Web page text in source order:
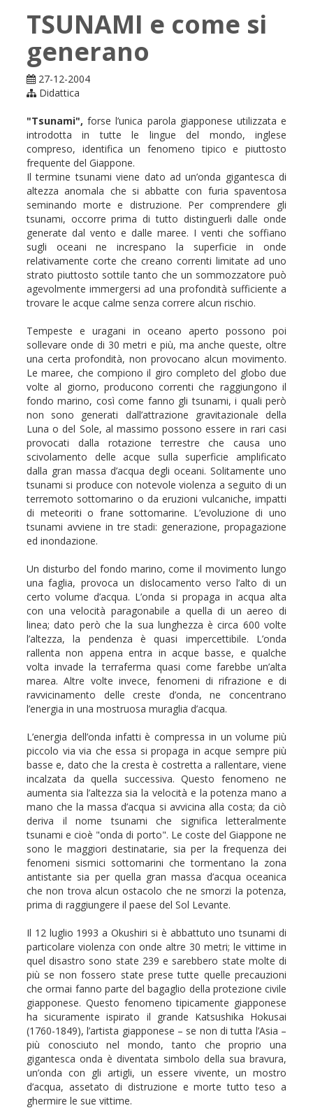
TSUNAMI e come si
generano
27-12-2004
Didattica
"Tsunami", forse l’unica parola giapponese utilizzata e
introdotta in tutte le lingue del mondo, inglese
compreso, identifica un fenomeno tipico e piuttosto
frequente del Giappone.
Il termine tsunami viene dato ad un’onda gigantesca di
altezza anomala che si abbatte con furia spaventosa
seminando morte e distruzione. Per comprendere gli
tsunami, occorre prima di tutto distinguerli dalle onde
generate dal vento e dalle maree. I venti che soffiano
sugli oceani ne increspano la superficie in onde
relativamente corte che creano correnti limitate ad uno
strato piuttosto sottile tanto che un sommozzatore può
agevolmente immergersi ad una profondità sufficiente a
trovare le acque calme senza correre alcun rischio.
Tempeste e uragani in oceano aperto possono poi
sollevare onde di 30 metri e più, ma anche queste, oltre
una certa profondità, non provocano alcun movimento.
Le maree, che compiono il giro completo del globo due
volte al giorno, producono correnti che raggiungono il
fondo marino, così come fanno gli tsunami, i quali però
non sono generati dall’attrazione gravitazionale della
Luna o del Sole, al massimo possono essere in rari casi
provocati dalla rotazione terrestre che causa uno
scivolamento delle acque sulla superficie amplificato
dalla gran massa d’acqua degli oceani. Solitamente uno
tsunami si produce con notevole violenza a seguito di un
terremoto sottomarino o da eruzioni vulcaniche, impatti
di meteoriti o frane sottomarine. L’evoluzione di uno
tsunami avviene in tre stadi: generazione, propagazione
ed inondazione.
Un disturbo del fondo marino, come il movimento lungo
una faglia, provoca un dislocamento verso l’alto di un
certo volume d’acqua. L’onda si propaga in acqua alta
con una velocità paragonabile a quella di un aereo di
linea; dato però che la sua lunghezza è circa 600 volte
l’altezza, la pendenza è quasi impercettibile. L’onda
rallenta non appena entra in acque basse, e qualche
volta invade la terraferma quasi come farebbe un’alta
marea. Altre volte invece, fenomeni di rifrazione e di
ravvicinamento delle creste d’onda, ne concentrano
l’energia in una mostruosa muraglia d’acqua.
L’energia dell’onda infatti è compressa in un volume più
piccolo via via che essa si propaga in acque sempre più
basse e, dato che la cresta è costretta a rallentare, viene
incalzata da quella successiva. Questo fenomeno ne
aumenta sia l’altezza sia la velocità e la potenza mano a
mano che la massa d’acqua si avvicina alla costa; da ciò
deriva il nome tsunami che significa letteralmente
tsunami e cioè "onda di porto". Le coste del Giappone ne
sono le maggiori destinatarie, sia per la frequenza dei
fenomeni sismici sottomarini che tormentano la zona
antistante sia per quella gran massa d’acqua oceanica
che non trova alcun ostacolo che ne smorzi la potenza,
prima di raggiungere il paese del Sol Levante.
Il 12 luglio 1993 a Okushiri si è abbattuto uno tsunami di
particolare violenza con onde altre 30 metri; le vittime in
quel disastro sono state 239 e sarebbero state molte di
più se non fossero state prese tutte quelle precauzioni
che ormai fanno parte del bagaglio della protezione civile
giapponese. Questo fenomeno tipicamente giapponese
ha sicuramente ispirato il grande Katsushika Hokusai
(1760-1849), l’artista giapponese – se non di tutta l’Asia –
più conosciuto nel mondo, tanto che proprio una
gigantesca onda è diventata simbolo della sua bravura,
un’onda con gli artigli, un essere vivente, un mostro
d’acqua, assetato di distruzione e morte tutto teso a
ghermire le sue vittime.